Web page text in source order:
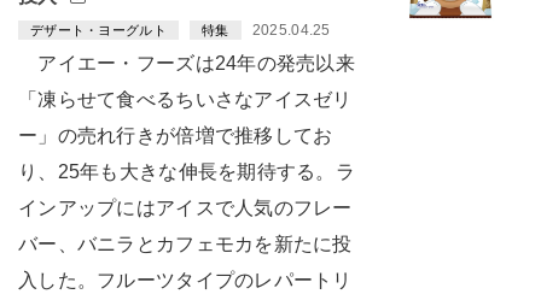
デザート・ヨーグルト 特集 2025.04.25
アイエー・フーズは24年の発売以来
「凍らせて食べるちいさなアイスゼリ
ー」の売れ行きが倍増で推移してお
り、25年も大きな伸長を期待する。ラ
インアップにはアイスで人気のフレー
バー、バニラとカフェモカを新たに投
入した。フルーツタイプのレパートリ